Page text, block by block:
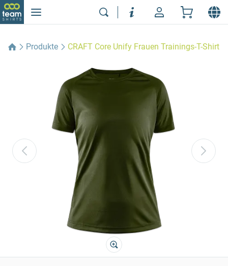
Produkte CRAFT Core Unify Frauen Trainings-T-Shirt